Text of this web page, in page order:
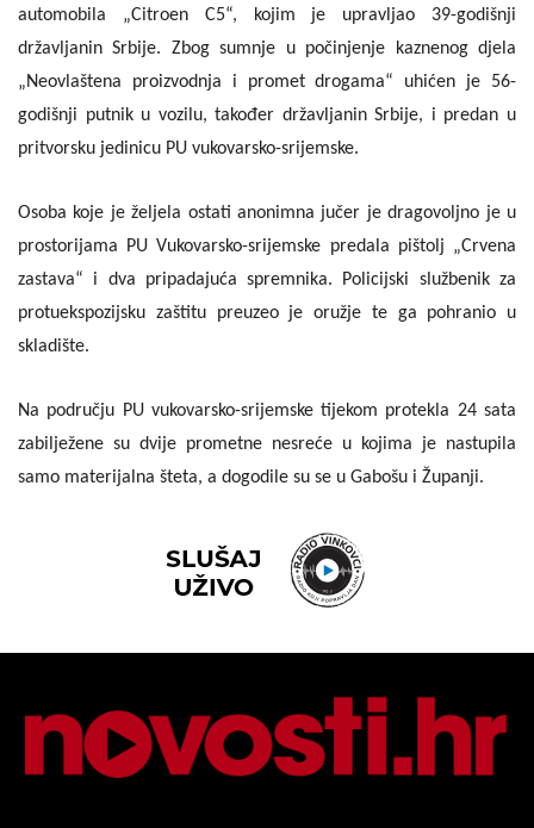
automobila „Citroen C5“, kojim je upravljao 39-godišnji
državljanin Srbije. Zbog sumnje u počinjenje kaznenog djela
„Neovlaštena proizvodnja i promet drogama“ uhićen je 56-
godišnji putnik u vozilu, također državljanin Srbije, i predan u
pritvorsku jedinicu PU vukovarsko-srijemske.
Osoba koje je željela ostati anonimna jučer je dragovoljno je u
prostorijama PU Vukovarsko-srijemske predala pištolj „Crvena
zastava“ i dva pripadajuća spremnika. Policijski službenik za
protuekspozijsku zaštitu preuzeo je oružje te ga pohranio u
skladište.
Na području PU vukovarsko-srijemske tijekom protekla 24 sata
zabilježene su dvije prometne nesreće u kojima je nastupila
samo materijalna šteta, a dogodile su se u Gabošu i Županji.